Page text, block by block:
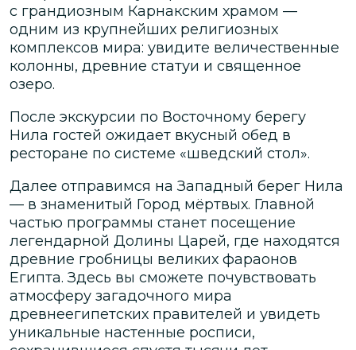
с грандиозным Карнакским храмом —
одним из крупнейших религиозных
комплексов мира: увидите величественные
колонны, древние статуи и священное
озеро.
После экскурсии по Восточному берегу
Нила гостей ожидает вкусный обед в
ресторане по системе «шведский стол».
Далее отправимся на Западный берег Нила
— в знаменитый Город мёртвых. Главной
частью программы станет посещение
легендарной Долины Царей, где находятся
древние гробницы великих фараонов
Египта. Здесь вы сможете почувствовать
атмосферу загадочного мира
древнеегипетских правителей и увидеть
уникальные настенные росписи,